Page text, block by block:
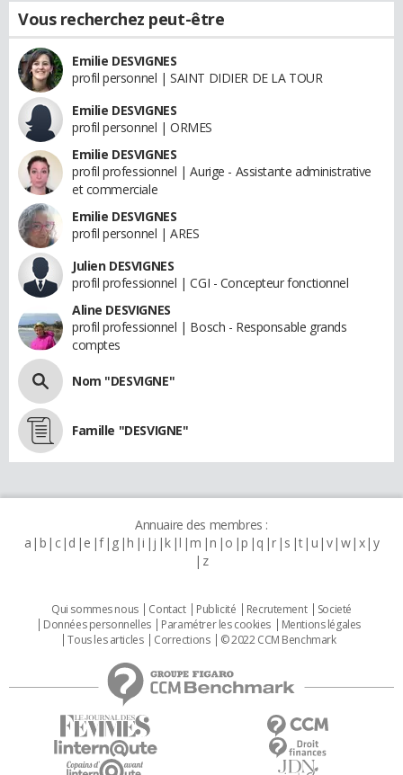
Vous recherchez peut-être
Emilie DESVIGNES
profil personnel | SAINT DIDIER DE LA TOUR
Emilie DESVIGNES
profil personnel | ORMES
Emilie DESVIGNES
profil professionnel | Aurige - Assistante administrative
et commerciale
Emilie DESVIGNES
profil personnel | ARES
Julien DESVIGNES
profil professionnel | CGI - Concepteur fonctionnel
Aline DESVIGNES
profil professionnel | Bosch - Responsable grands
comptes
Nom "DESVIGNE"
Famille "DESVIGNE"
Annuaire des membres :
a b c d e f g h i j k l m n o p q r s t u v w x y
z
Qui sommes nous Contact Publicité Recrutement
Societé
Données personnelles
Paramétrer les cookies
Mentions légales
Tous les articles
Corrections © 2022 CCM Benchmark